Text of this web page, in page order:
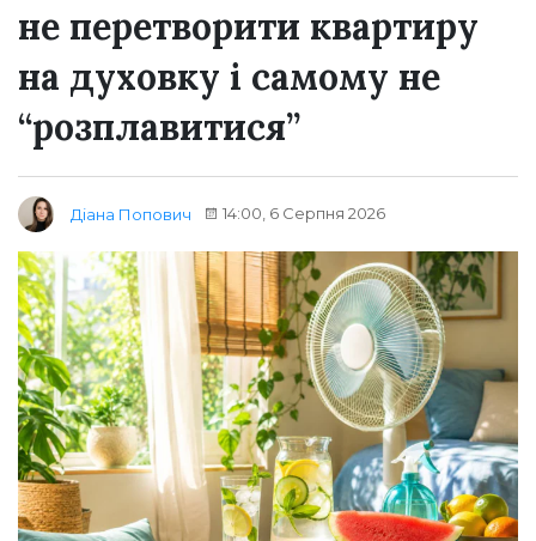
не перетворити квартиру
на духовку і самому не
“розплавитися”
Діана Попович 14:00, 6 Серпня 2026